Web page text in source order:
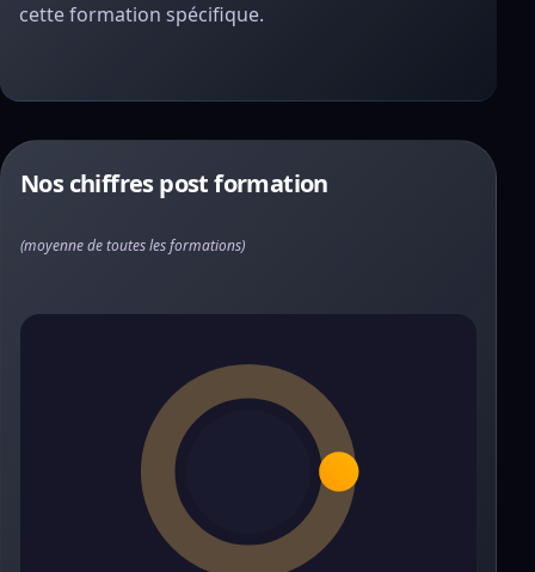
cette formation spécifique.
Nos chiffres post formation
(moyenne de toutes les formations)